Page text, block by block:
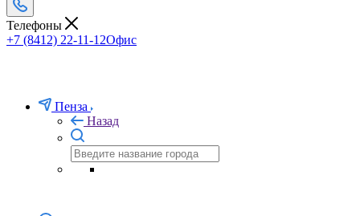
Телефоны
+7 (8412) 22-11-12Офис
Пенза
Назад